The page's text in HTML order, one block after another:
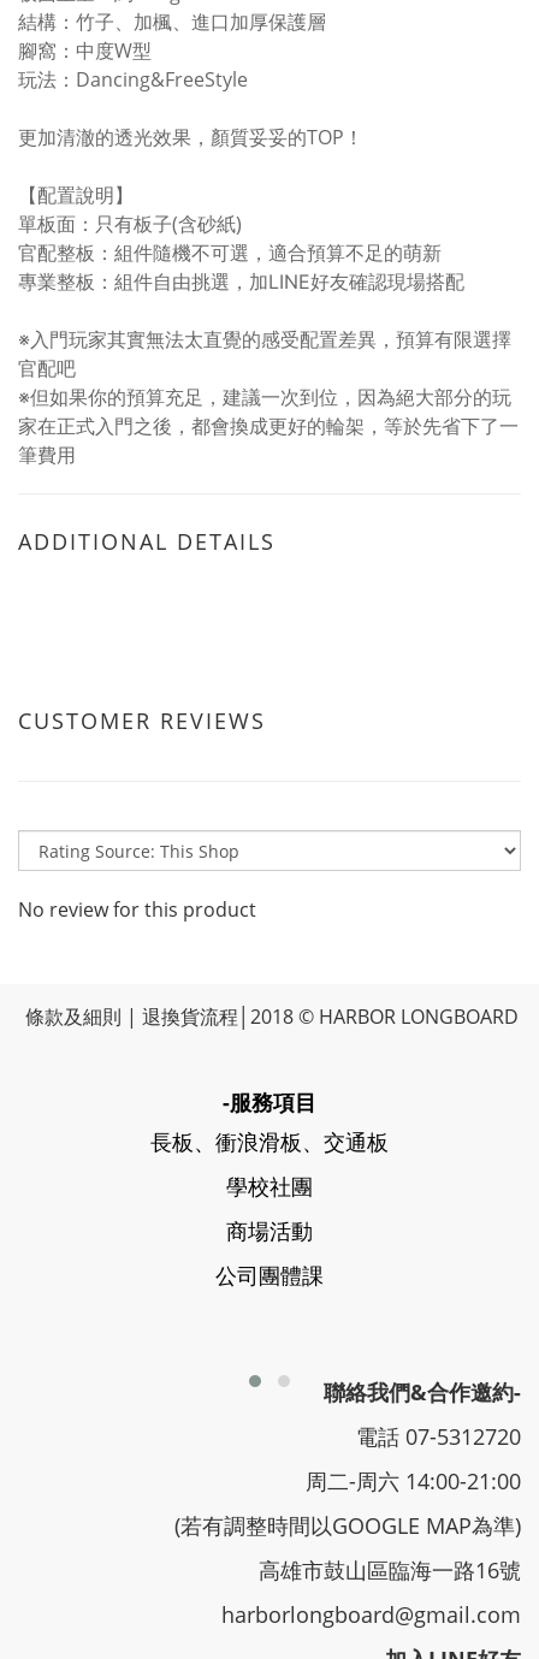
結構：竹子、加楓、進口加厚保護層
腳窩：中度W型
玩法：Dancing&FreeStyle
更加清澈的透光效果，顏質妥妥的TOP！
【配置說明】
單板面：只有板子(含砂紙)
官配整板：組件隨機不可選，適合預算不足的萌新
專業整板：組件自由挑選，加LINE好友確認現場搭配
※入門玩家其實無法太直覺的感受配置差異，預算有限選擇
官配吧
※但如果你的預算充足，建議一次到位，因為絕大部分的玩
家在正式入門之後，都會換成更好的輪架，等於先省下了一
筆費用
ADDITIONAL DETAILS
CUSTOMER REVIEWS
No review for this product
條款及細則 | 退換貨流程 │2018 © HARBOR LONGBOARD
-服務項目
長板、衝浪滑板、交通板
學校社團
商場活動
公司團體課
聯絡我們&合作邀約-
電話 07-5312720
周二-周六 14:00-21:00
(若有調整時間以GOOGLE MAP為準)
高雄市鼓山區臨海一路16號
harborlongboard@gmail.com